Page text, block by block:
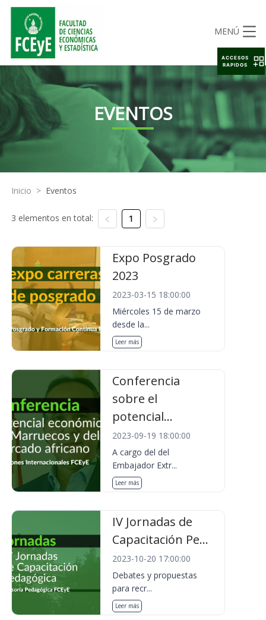
MENÚ
EVENTOS
Inicio > Eventos
3 elementos en total: 1
Expo Posgrado
2023
2023-03-15 18:00:00
Miércoles 15 de marzo
desde la...
Leer más
Conferencia
sobre el
potencial...
2023-09-19 18:00:00
A cargo del del
Embajador Extr...
Leer más
IV Jornadas de
Capacitación Pe...
2023-10-20 17:00:00
Debates y propuestas
para recr...
Leer más
ACCESOS
RAPIDOS